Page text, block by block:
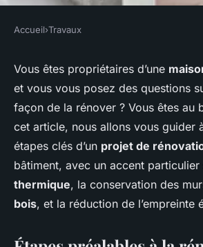
Quelle est la
d'aborder la
maison à
Laura•12 février 2024•5 min de lecture
Accueil›Travaux
Vous êtes propriétaires d’une
et vous vous posez des questions
façon de la rénover ? Vous êtes au
cet article, nous allons vous guider
étapes clés d’un projet de
bâtiment, avec un accent particulier
thermique, la conservation des
bois, et la réduction de l’empreinte